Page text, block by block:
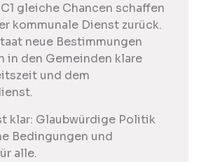
C1 gleiche Chancen schaffen
kommunale Dienst zurück.
neue Bestimmungen
in den Gemeinden klare
und dem
klar: Glaubwürdige Politik
Bedingungen und
alle.